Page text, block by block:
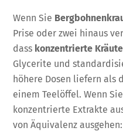
Wenn Sie
Prise oder zwei hinaus
dass konzentrierte
Glycerite und
höhere Dosen liefern als
einem Teelöffel. Wenn
konzentrierte Extrakte
von Äquivalenz